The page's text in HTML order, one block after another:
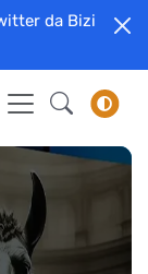
da Bizi